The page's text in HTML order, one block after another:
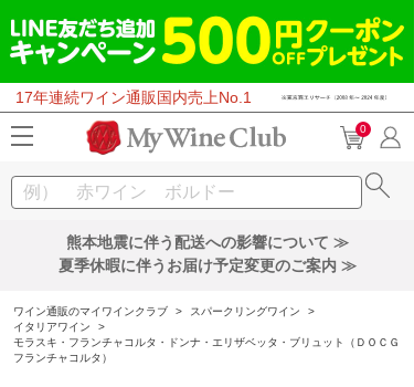
17年連続ワイン通販国内売上No.1
0
熊本地震に伴う配送への影響について ≫
夏季休暇に伴うお届け予定変更のご案内 ≫
ワイン通販のマイワインクラブ > スパークリングワイン
>
イタリアワイン
>
モラスキ・フランチャコルタ・ドンナ・エリザベッタ・ブリュット（ＤＯＣＧ
フランチャコルタ）